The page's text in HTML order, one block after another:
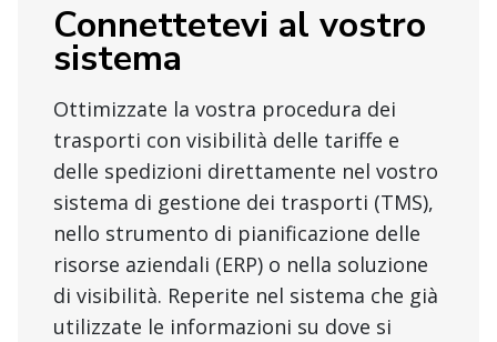
Connettetevi al vostro
sistema
Ottimizzate la vostra procedura dei
trasporti con visibilità delle tariffe e
delle spedizioni direttamente nel vostro
sistema di gestione dei trasporti (TMS),
nello strumento di pianificazione delle
risorse aziendali (ERP) o nella soluzione
di visibilità. Reperite nel sistema che già
utilizzate le informazioni su dove si